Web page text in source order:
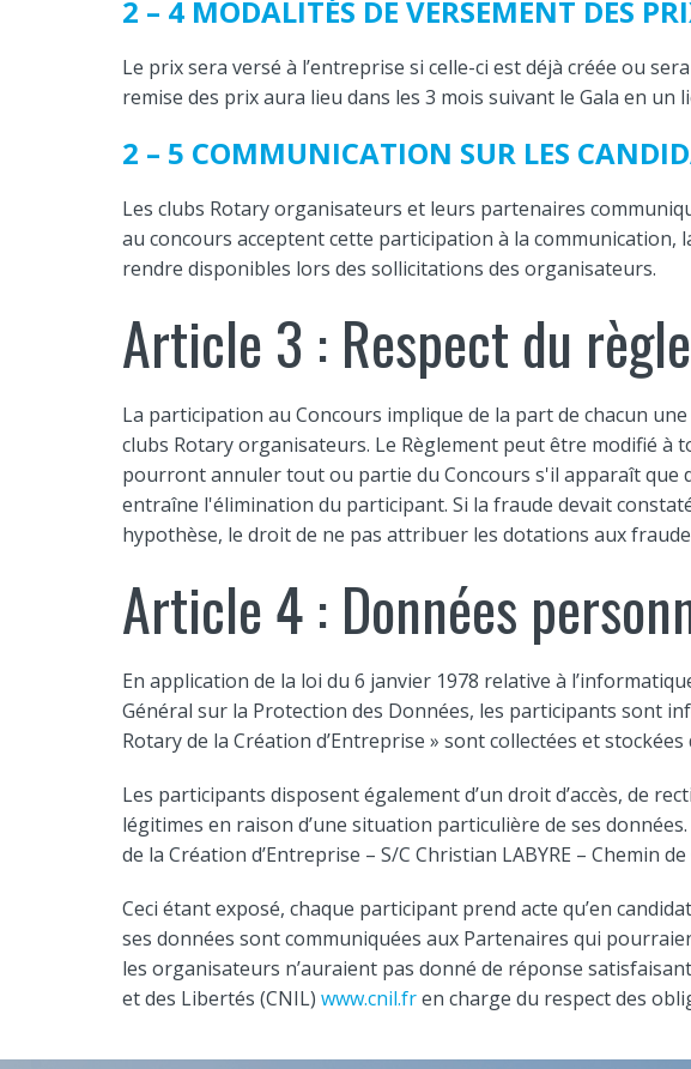
2 – 4 MODALITÉS DE VERSEMENT DES
Le prix sera versé à l’entreprise si celle-ci est déjà créée ou
remise des prix aura lieu dans les 3 mois suivant le Gala en un
2 – 5 COMMUNICATION SUR LES
Les clubs Rotary organisateurs et leurs partenaires
au concours acceptent cette participation à la
rendre disponibles lors des sollicitations des organisateurs.
Article 3 : Respect du
La participation au Concours implique de la part de chacun
clubs Rotary organisateurs. Le Règlement peut être modifié
pourront annuler tout ou partie du Concours s'il apparaît que
entraîne l'élimination du participant. Si la fraude devait
hypothèse, le droit de ne pas attribuer les dotations aux
Article 4 : Données
En application de la loi du 6 janvier 1978 relative à
Général sur la Protection des Données, les participants sont
Rotary de la Création d’Entreprise » sont collectées et
Les participants disposent également d’un droit d’accès, de
légitimes en raison d’une situation particulière de ses
de la Création d’Entreprise – S/C Christian LABYRE – Chemin
Ceci étant exposé, chaque participant prend acte qu’en
ses données sont communiquées aux Partenaires qui
les organisateurs n’auraient pas donné de réponse
et des Libertés (CNIL) www.cnil.fren charge du respect des